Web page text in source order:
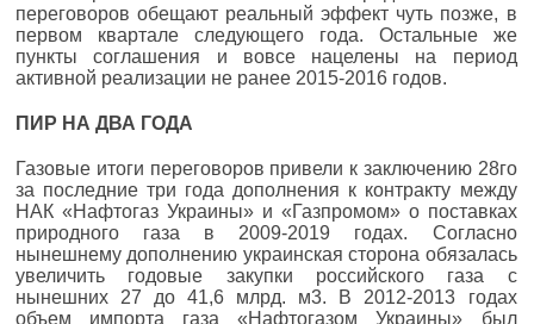
переговоров обещают реальный эффект чуть позже, в
первом квартале следующего года. Остальные же
пункты соглашения и вовсе нацелены на период
активной реализации не ранее 2015-2016 годов.
ПИР НА ДВА ГОДА
Газовые итоги переговоров привели к заключению 28­го
за последние три года дополнения к контракту между
НАК «Нафтогаз Украины» и «Газпромом» о поставках
природного газа в 2009-2019 годах. Согласно
нынешнему дополнению украинская сторона обязалась
увеличить годовые закупки российского газа с
нынешних 27 до 41,6 млрд. м3. В 2012-2013 годах
объем импорта газа «Нафтогазом Украины» был